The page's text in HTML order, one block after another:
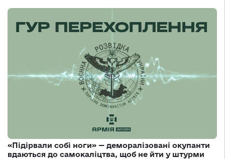
«Підірвали собі ноги» — деморалізовані окупанти
вдаються до самокаліцтва, щоб не йти у штурми